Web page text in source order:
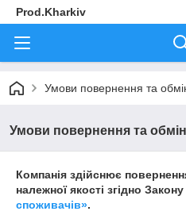
Prod.Kharkiv
Умови повернення та
Умови повернення та
Компанія здійснює
належної якості згідно Закону
споживачів».